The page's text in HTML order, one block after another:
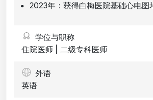
2023年：获得白梅医院基础心电图
学位与职称
住院医师 | 二级专科医师
外语
英语